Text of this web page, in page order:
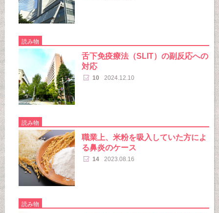
読み物
舌下免疫療法（SLIT）の副反応への
対応
10 2024.12.10
読み物
職業上、米粉を吸入していた方によ
る鼻炎のケース
14 2023.08.16
読み物